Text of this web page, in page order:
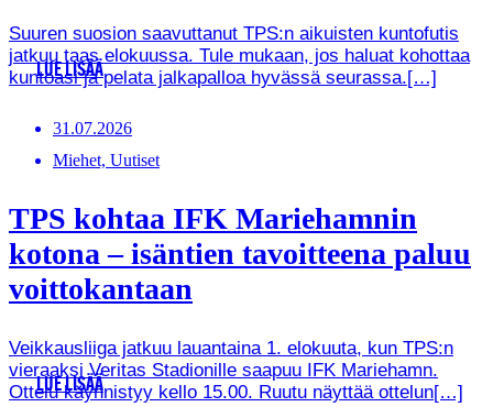
Suuren suosion saavuttanut TPS:n aikuisten kuntofutis
jatkuu taas elokuussa. Tule mukaan, jos haluat kohottaa
kuntoasi ja pelata jalkapalloa hyvässä seurassa.[…]
LUE LISÄÄ
31.07.2026
Miehet, Uutiset
TPS kohtaa IFK Mariehamnin
kotona – isäntien tavoitteena paluu
voittokantaan
Veikkausliiga jatkuu lauantaina 1. elokuuta, kun TPS:n
vieraaksi Veritas Stadionille saapuu IFK Mariehamn.
Ottelu käynnistyy kello 15.00. Ruutu näyttää ottelun[…]
LUE LISÄÄ